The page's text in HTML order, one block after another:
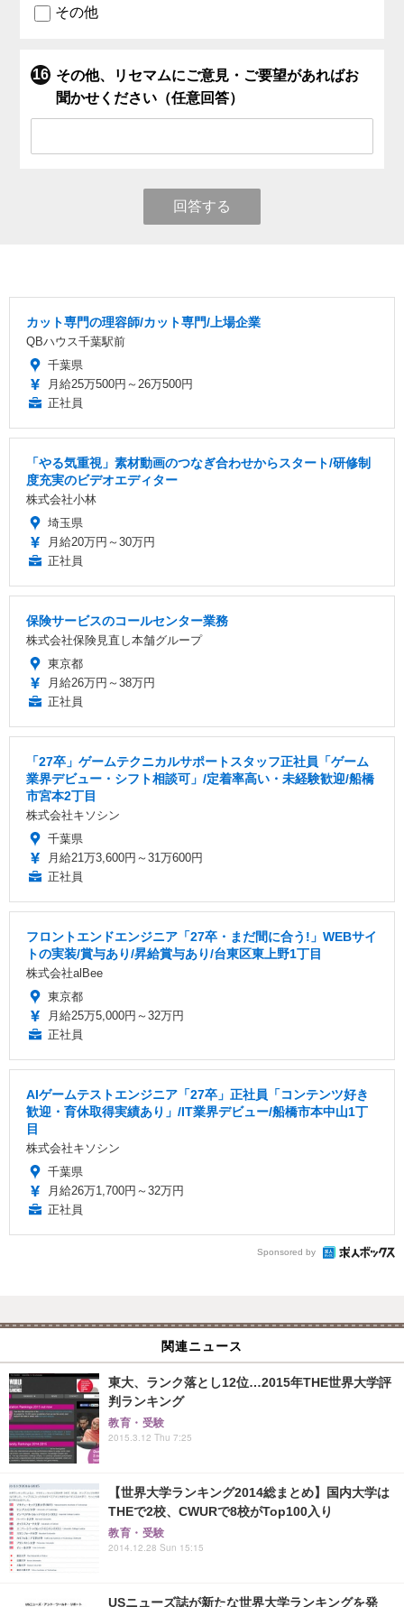
その他
その他、リセマムにご意見・ご要望があればお
聞かせください（任意回答）
回答する
カット専門の理容師/カット専門/上場企業
QBハウス千葉駅前
千葉県
月給25万500円～26万500円
正社員
「やる気重視」素材動画のつなぎ合わせからスタート/研修制
度充実のビデオエディター
株式会社小林
埼玉県
月給20万円～30万円
正社員
保険サービスのコールセンター業務
株式会社保険見直し本舗グループ
東京都
月給26万円～38万円
正社員
「27卒」ゲームテクニカルサポートスタッフ正社員「ゲーム
業界デビュー・シフト相談可」/定着率高い・未経験歓迎/船橋
市宮本2丁目
株式会社キソシン
千葉県
月給21万3,600円～31万600円
正社員
フロントエンドエンジニア「27卒・まだ間に合う!」WEBサイ
トの実装/賞与あり/昇給賞与あり/台東区東上野1丁目
株式会社alBee
東京都
月給25万5,000円～32万円
正社員
AIゲームテストエンジニア「27卒」正社員「コンテンツ好き
歓迎・育休取得実績あり」/IT業界デビュー/船橋市本中山1丁
目
株式会社キソシン
千葉県
月給26万1,700円～32万円
正社員
Sponsored by
関連ニュース
東大、ランク落とし12位…2015年THE世界大学評
判ランキング
教育・受験
2015.3.12 Thu 7:25
【世界大学ランキング2014総まとめ】国内大学は
THEで2校、CWURで8校がTop100入り
教育・受験
2014.12.28 Sun 15:15
USニューズ誌が新たな世界大学ランキングを発